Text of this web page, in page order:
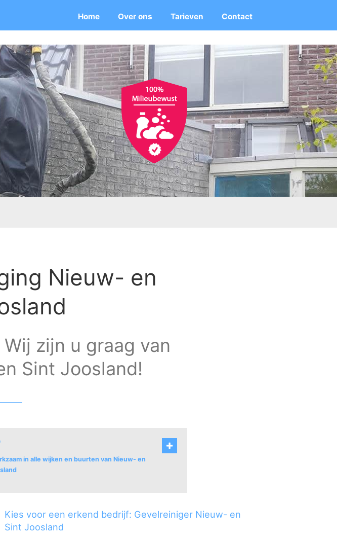
Home Over ons Tarieven Contact
Nieuw- en
zijn u graag van
Sint Joosland!
in alle wijken en buurten van Nieuw- en
Kies voor een erkend bedrijf: Gevelreiniger Nieuw- en
Sint Joosland